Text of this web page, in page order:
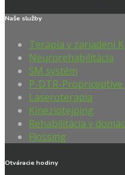
Naše služby
Terapia v zariadení
Neurorehabilitácia
SM systém
P-DTR-
Laseroterapia
Kineziotejping
Rehabilitácia v
Flossing
Otváracie hodiny